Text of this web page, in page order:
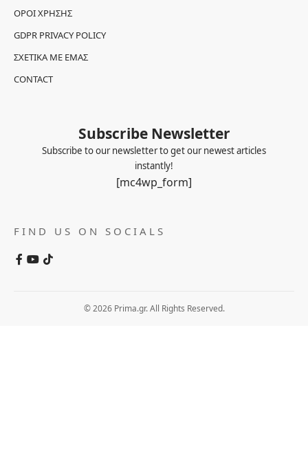
ΌΡΟΙ ΧΡΉΣΗΣ
GDPR PRIVACY POLICY
ΣΧΕΤΙΚΆ ΜΕ ΕΜΆΣ
CONTACT
Subscribe Newsletter
Subscribe to our newsletter to get our newest articles
instantly!
[mc4wp_form]
FIND US ON SOCIALS
© 2026 Prima.gr. All Rights Reserved.